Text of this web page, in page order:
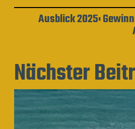
Ausblick 2025:
Nächster